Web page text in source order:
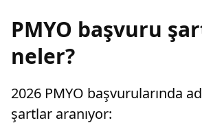
PMYO başvuru
neler?
2026 PMYO başvurularında
şartlar aranıyor: